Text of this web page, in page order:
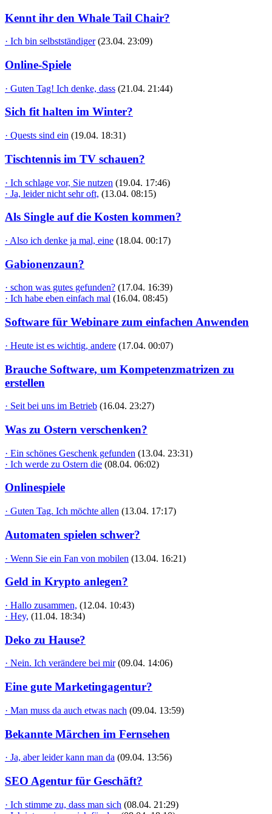
Kennt ihr den Whale Tail Chair?
· Ich bin selbstständiger (23.04. 23:09)
Online-Spiele
· Guten Tag! Ich denke, dass (21.04. 21:44)
Sich fit halten im Winter?
· Quests sind ein (19.04. 18:31)
Tischtennis im TV schauen?
· Ich schlage vor, Sie nutzen (19.04. 17:46)
· Ja, leider nicht sehr oft, (13.04. 08:15)
Als Single auf die Kosten kommen?
· Also ich denke ja mal, eine (18.04. 00:17)
Gabionenzaun?
· schon was gutes gefunden? (17.04. 16:39)
· Ich habe eben einfach mal (16.04. 08:45)
Software für Webinare zum einfachen Anwenden
· Heute ist es wichtig, andere (17.04. 00:07)
Brauche Software, um Kompetenzmatrizen zu
erstellen
· Seit bei uns im Betrieb (16.04. 23:27)
Was zu Ostern verschenken?
· Ein schönes Geschenk gefunden (13.04. 23:31)
· Ich werde zu Ostern die (08.04. 06:02)
Onlinespiele
· Guten Tag. Ich möchte allen (13.04. 17:17)
Automaten spielen schwer?
· Wenn Sie ein Fan von mobilen (13.04. 16:21)
Geld in Krypto anlegen?
· Hallo zusammen, (12.04. 10:43)
· Hey, (11.04. 18:34)
Deko zu Hause?
· Nein. Ich verändere bei mir (09.04. 14:06)
Eine gute Marketingagentur?
· Man muss da auch etwas nach (09.04. 13:59)
Bekannte Märchen im Fernsehen
· Ja, aber leider kann man da (09.04. 13:56)
SEO Agentur für Geschäft?
· Ich stimme zu, dass man sich (08.04. 21:29)